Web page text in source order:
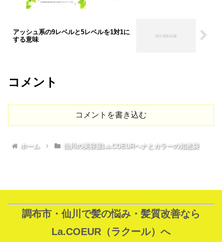
アッシュ系の9レベルと5レベルを1対1に
する意味
コメント
コメントを書き込む
ホーム 仙川の美容室La.COEURヘナとカラーの知恵袋
調布市・仙川で髪の悩み・髪質改善なら
La.COEUR（ラクール）へ